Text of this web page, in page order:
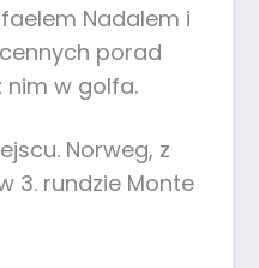
Nadalem i
porad
nim w golfa.
Norweg, z
3. rundzie Monte